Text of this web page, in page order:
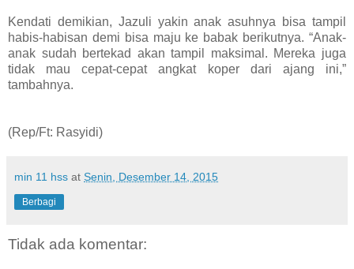
Kendati demikian, Jazuli yakin anak asuhnya bisa tampil
habis-habisan demi bisa maju ke babak berikutnya. “Anak-
anak sudah bertekad akan tampil maksimal. Mereka juga
tidak mau cepat-cepat angkat koper dari ajang ini,”
tambahnya.
(Rep/Ft: Rasyidi)
min 11 hss at Senin, Desember 14, 2015
Berbagi
Tidak ada komentar: